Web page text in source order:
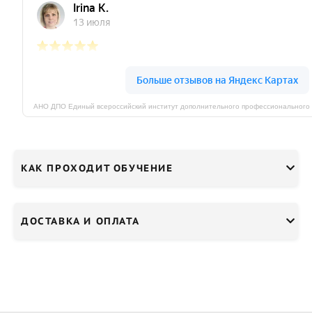
КАК ПРОХОДИТ ОБУЧЕНИЕ
ДОСТАВКА И ОПЛАТА